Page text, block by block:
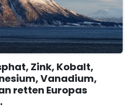
Zink, Kobalt,
Vanadium,
retten Europas